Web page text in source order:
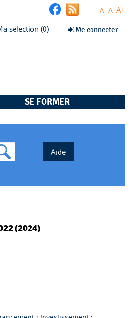
A- A A+
Me connecter
SE FORMER
(2024)